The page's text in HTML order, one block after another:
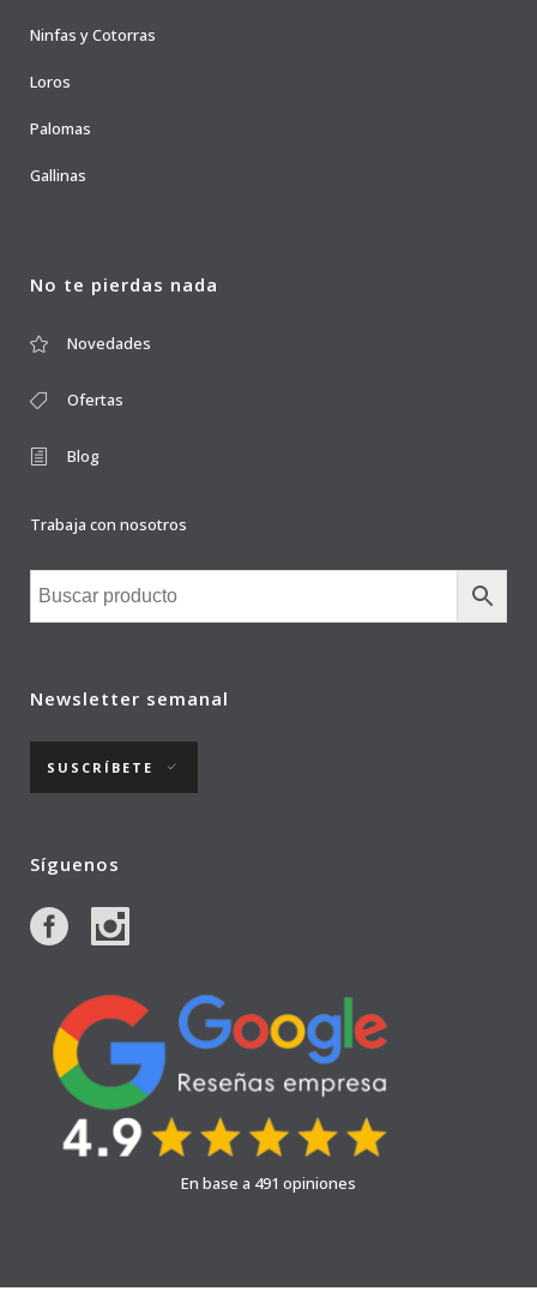
Ninfas y Cotorras
Loros
Palomas
Gallinas
No te pierdas nada
Novedades
Ofertas
Blog
Trabaja con nosotros
Newsletter semanal
SUSCRÍBETE
Síguenos
En base a 491 opiniones